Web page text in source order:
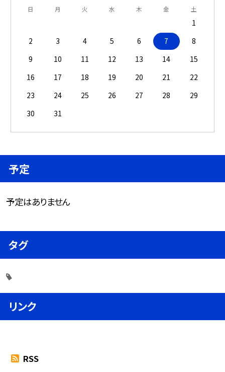
日 月 火 水 木 金 土
1
2
3 4 5 6 7
8
9
10 11 12 13 14
15
16
17 18 19 20 21
22
23
24 25 26 27 28
29
30
31
予定
予定はありません
タグ
リンク
RSS